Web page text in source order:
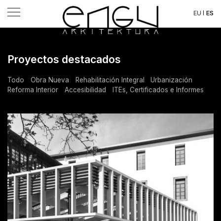
EU ES
Proyectos destacados
Todo Obra Nueva Rehabilitación Integral
Urbanización
Reforma Interior
Accesibilidad ITEs, Certificados e Informes